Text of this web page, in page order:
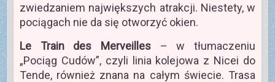
zwiedzaniem największych atrakcji. Niestety, w
pociągach nie da się otworzyć okien.
Le Train des Merveilles – w tłumaczeniu
„Pociąg Cudów”, czyli linia kolejowa z Nicei do
Tende, również znana na całym świecie. Trasa